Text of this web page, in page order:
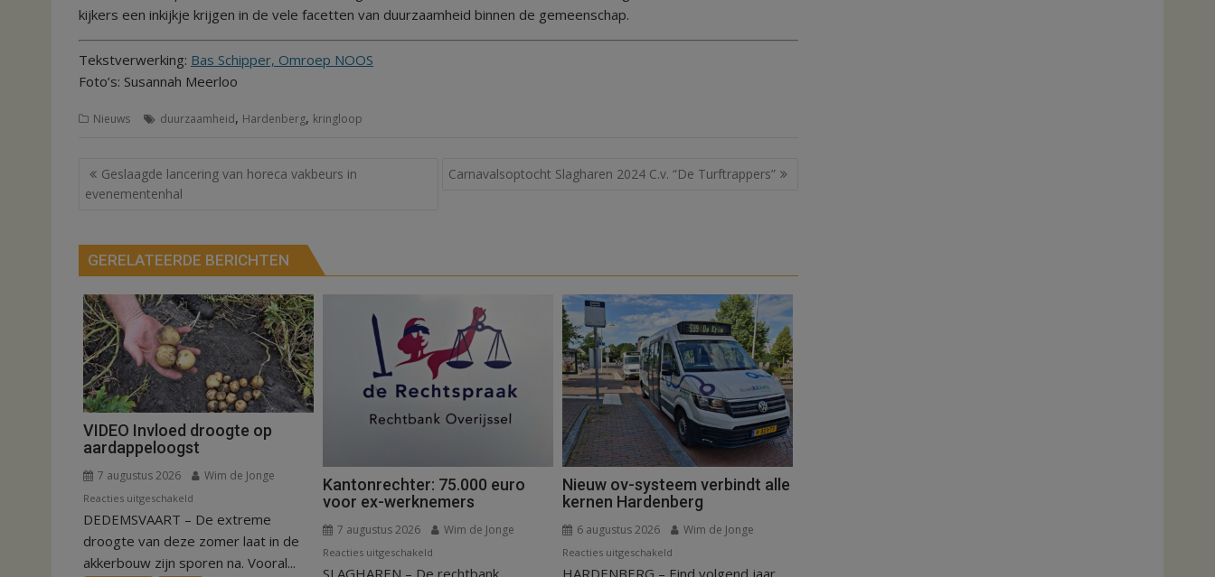
kijkers een inkijkje krijgen in de vele facetten van duurzaamheid binnen de gemeenschap.
Tekstverwerking: Bas Schipper, Omroep NOOS
Foto’s: Susannah Meerloo
Nieuws duurzaamheid, Hardenberg, kringloop
Bericht
navigatie
Geslaagde lancering van horeca vakbeurs in
evenementenhal
Carnavalsoptocht Slagharen 2024 C.v. “De Turftrappers”
GERELATEERDE BERICHTEN
VIDEO Invloed droogte op
aardappeloogst
7 augustus 2026 Wim de Jonge
Reacties uitgeschakeld
VIDEO
Invloed
DEDEMSVAART – De extreme
droogte van deze zomer laat in de
akkerbouw zijn sporen na. Vooral...
Kantonrechter: 75.000 euro
voor ex-werknemers
7 augustus 2026 Wim de Jonge
Reacties uitgeschakeld
Kantonrechter:
Nieuw ov-systeem verbindt alle
kernen Hardenberg
6 augustus 2026 Wim de Jonge
Reacties uitgeschakeld
Nieuw